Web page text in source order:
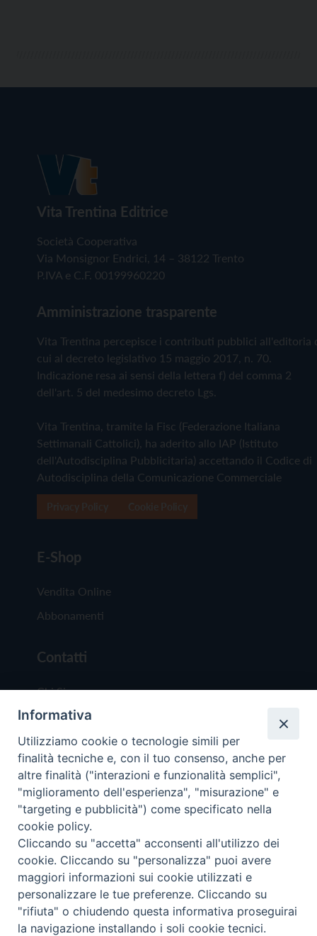
Vita Trentina Editrice
Società Cooperativa
Via Monsignor Endrici, 14 – 38122 Trento
P.IVA e C.F. 00199960220
Amministrazione trasparente
Vita Trentina percepisce i contributi pubblici all'editoria
cui al decreto legislativo 15 maggio 2017, n. 70.
Indicazione resa ai sensi della lettera f) del comma 2
dell'art. 5 del medesimo decreto Lgs.
Vita Trentina, tramite la Fisc (Federazione Italiana
Settimanali Cattolici), ha aderito allo IAP (Istituto
dell'Autodisciplina Pubblicitaria) accettando il Codice di
Autodisciplina della Comunicazione Commerciale
E-Shop
Vendita Online
Abbonamenti
Contatti
Chi Siamo
Redazione
Scrivici
Copyright © 2019 - Tutti i diritti riservati - Vita
Trentina Editrice
Privacy Policy
Torna
Informativa
Utilizziamo cookie o tecnologie simili per
finalità tecniche e, con il tuo consenso, anche per
altre finalità ("interazioni e funzionalità semplici",
"miglioramento dell'esperienza", "misurazione" e
"targeting e pubblicità") come specificato nella
cookie policy.
Cliccando su "accetta" acconsenti all'utilizzo dei
cookie. Cliccando su "personalizza" puoi avere
maggiori informazioni sui cookie utilizzati e
personalizzare le tue preferenze. Cliccando su
"rifiuta" o chiudendo questa informativa proseguirai
la navigazione installando i soli cookie tecnici.